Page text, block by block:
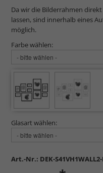
Da wir die Bilderrahmen
lassen, sind innerhalb eines
möglich.
Farbe wählen:
Glasart wählen:
Art.-Nr.: DEK-